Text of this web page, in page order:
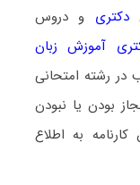
دکتری و دروس
آموزش زبان
در رشته امتحانی
بودن یا نبودن
به اطلاع